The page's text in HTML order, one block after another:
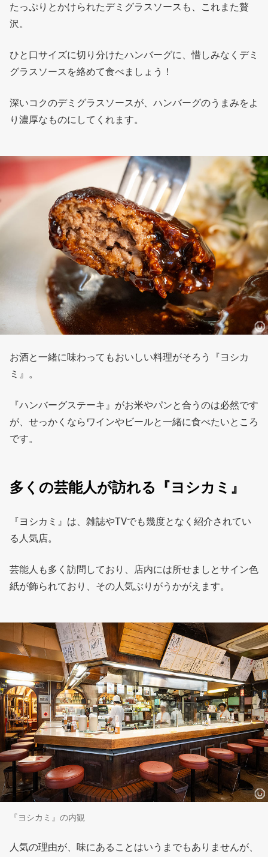
たっぷりとかけられたデミグラスソースも、これまた贅
沢。
ひと口サイズに切り分けたハンバーグに、惜しみなくデミ
グラスソースを絡めて食べましょう！
深いコクのデミグラスソースが、ハンバーグのうまみをよ
り濃厚なものにしてくれます。
お酒と一緒に味わってもおいしい料理がそろう『ヨシカ
ミ』。
『ハンバーグステーキ』がお米やパンと合うのは必然です
が、せっかくならワインやビールと一緒に食べたいところ
です。
多くの芸能人が訪れる『ヨシカミ』
『ヨシカミ』は、雑誌やTVでも幾度となく紹介されてい
る人気店。
芸能人も多く訪問しており、店内には所せましとサイン色
紙が飾られており、その人気ぶりがうかがえます。
『ヨシカミ』の内観
人気の理由が、味にあることはいうまでもありませんが、